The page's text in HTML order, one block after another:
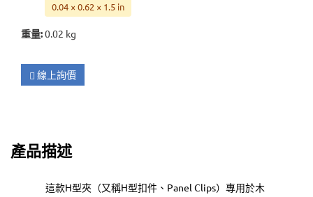
0.04 × 0.62 × 1.5 in
重量:0.02 kg
線上詢價
產品描述
這款H型夾（又稱H型扣件、Panel Clips）專用於木